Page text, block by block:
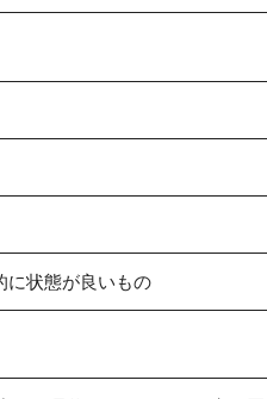
に状態が良いもの